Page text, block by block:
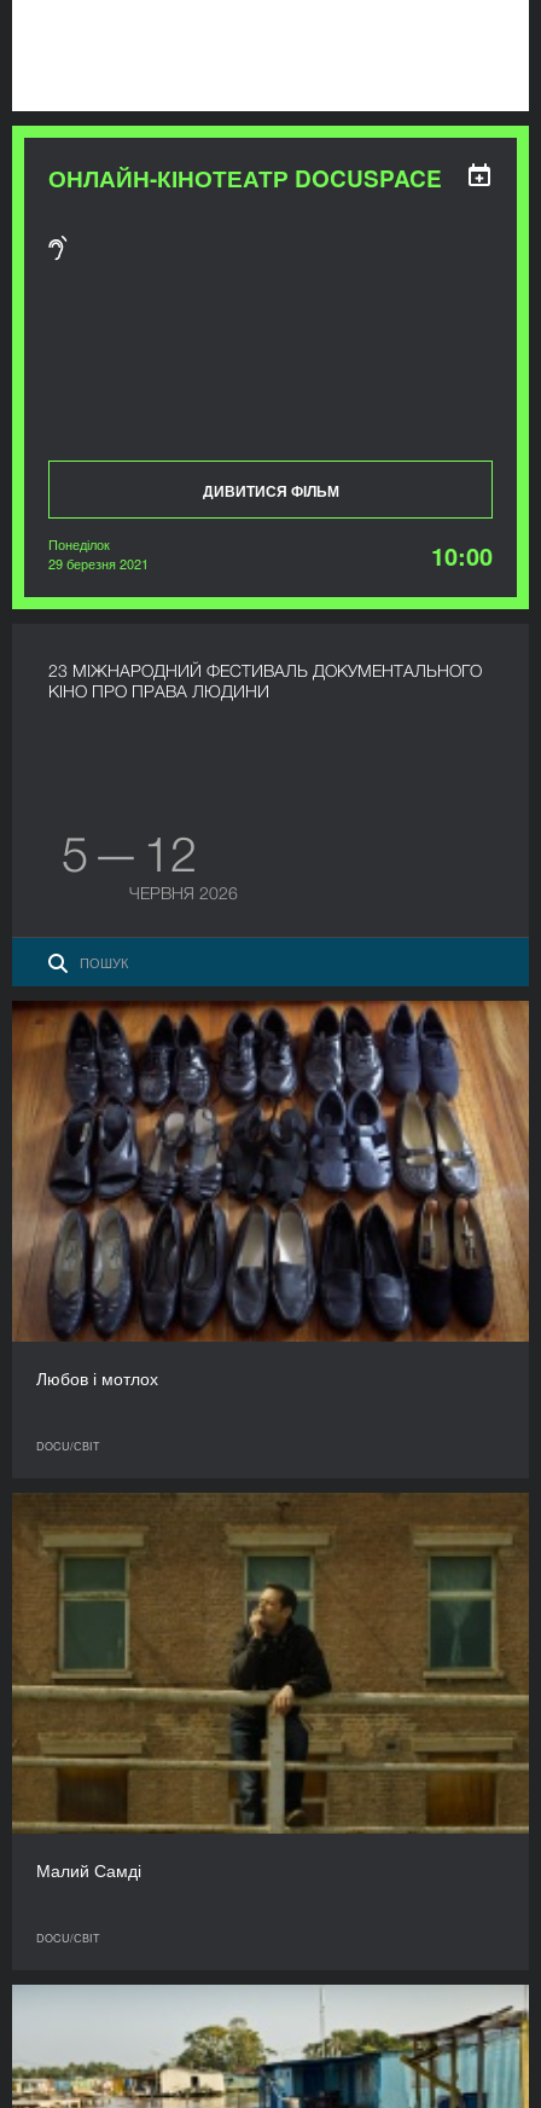
ОНЛАЙН-КІНОТЕАТР DOCUSPACE
ДИВИТИСЯ ФІЛЬМ
Понеділок
29 березня 2021
10:00
23 МІЖНАРОДНИЙ ФЕСТИВАЛЬ ДОКУМЕНТАЛЬНОГО
КІНО ПРО ПРАВА ЛЮДИНИ
5 — 12
ЧЕРВНЯ 2026
Любов і мотлох
DOCU/СВІТ
Малий Самді
DOCU/СВІТ